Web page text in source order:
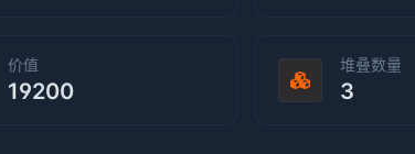
价值
19200
堆叠数量
3